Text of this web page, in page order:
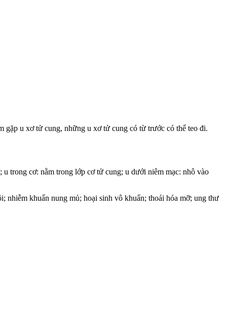
gặp u xơ tử cung, những u xơ tử cung có từ trước có thể teo đi.
trong cơ: nằm trong lớp cơ tử cung; u dưới niêm mạc: nhô vào
nhiễm khuẩn nung mủ; hoại sinh vô khuẩn; thoái hóa mỡ; ung thư